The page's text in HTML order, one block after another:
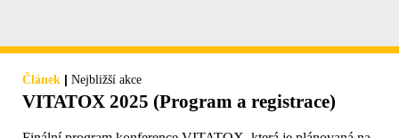
Článek | Nejbližší akce
VITATOX 2025 (Program a registrace)